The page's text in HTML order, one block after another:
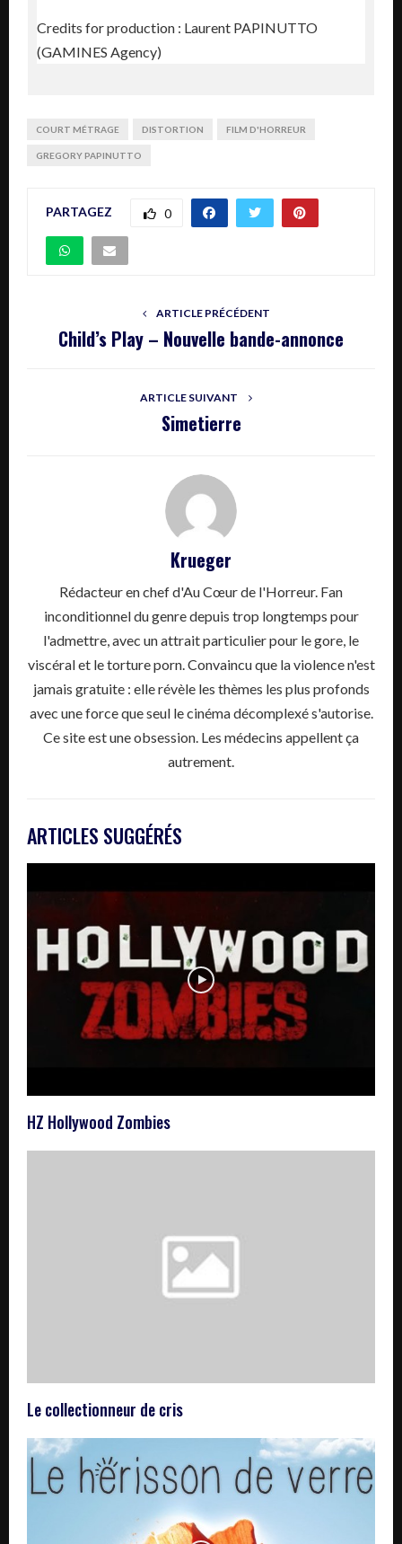
Credits for production : Laurent PAPINUTTO
(GAMINES Agency)
COURT MÉTRAGE DISTORTION FILM D'HORREUR
GREGORY PAPINUTTO
PARTAGEZ 0
ARTICLE PRÉCÉDENT
Child’s Play – Nouvelle bande-annonce
ARTICLE SUIVANT
Simetierre
Krueger
Rédacteur en chef d'Au Cœur de l'Horreur. Fan
inconditionnel du genre depuis trop longtemps pour
l'admettre, avec un attrait particulier pour le gore, le
viscéral et le torture porn. Convaincu que la violence n'est
jamais gratuite : elle révèle les thèmes les plus profonds
avec une force que seul le cinéma décomplexé s'autorise.
Ce site est une obsession. Les médecins appellent ça
autrement.
ARTICLES SUGGÉRÉS
HZ Hollywood Zombies
Le collectionneur de cris